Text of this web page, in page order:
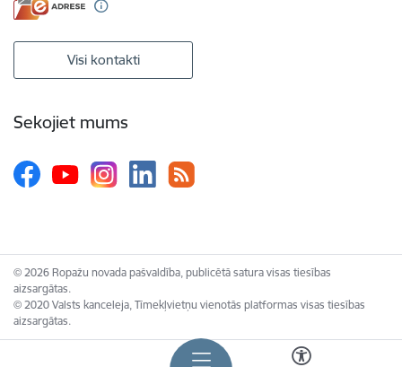
Visi kontakti
Sekojiet mums
© 2026 Ropažu novada pašvaldība, publicētā satura visas tiesības
aizsargātas.
© 2020 Valsts kanceleja, Tīmekļvietņu vienotās platformas visas tiesības
aizsargātas.